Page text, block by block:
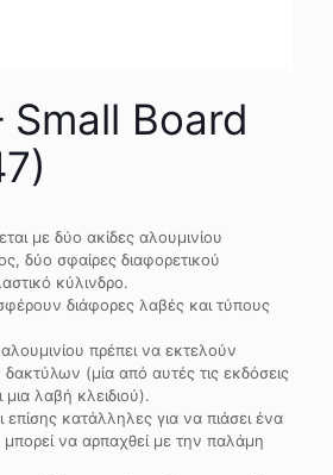
Small Board
με δύο ακίδες αλουμινίου
δύο σφαίρες διαφορετικού
κύλινδρο.
διάφορες λαβές και τύπους
αλουμινίου πρέπει να εκτελούν
δακτύλων (μία από αυτές τις εκδόσεις
λαβή κλειδιού).
επίσης κατάλληλες για να πιάσει ένα
μπορεί να αρπαχθεί με την παλάμη